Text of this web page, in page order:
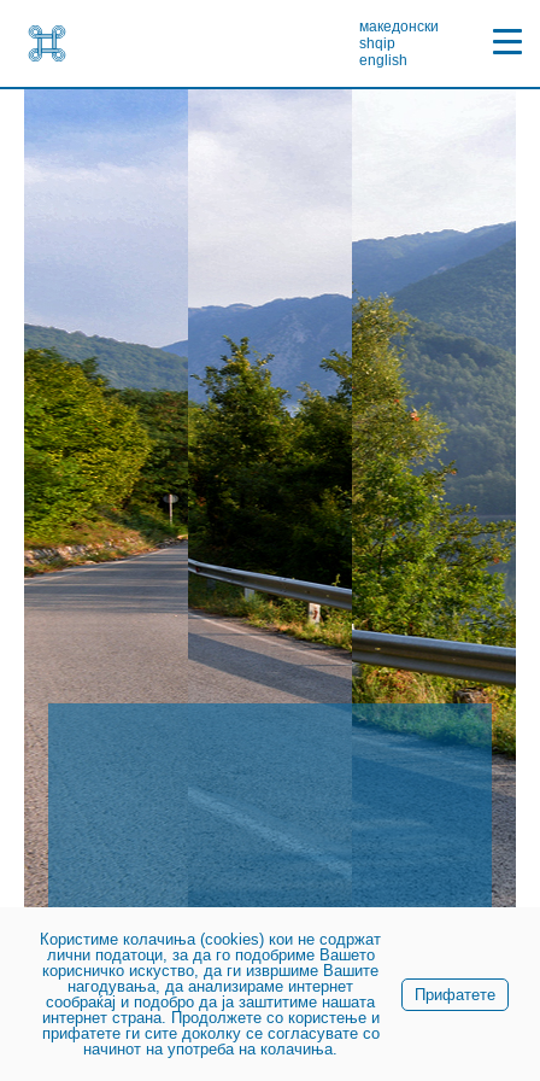
македонски
shqip
english
© 2023, Јавно претпријатие за државни патишта
Користиме колачиња (cookies) кои не содржат
лични податоци, за да го подобриме Вашето
корисничко искуство, да ги извршиме Вашите
нагодувања, да анализираме интернет
сообраќај и подобро да ја заштитиме нашата
интернет страна. Продолжете со користење и
прифатете ги сите доколку се согласувате со
начинот на употреба на колачиња.
Прифатете